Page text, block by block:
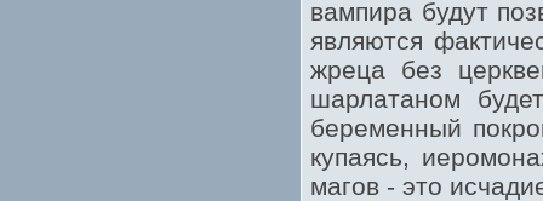
вампира будут
являются
жреца без
шарлатаном
беременный
купаясь,
магов - это